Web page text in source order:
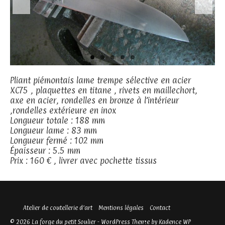
Pliant piémontais lame trempe sélective en acier
XC75 , plaquettes en titane , rivets en maillechort,
axe en acier, rondelles en bronze à l’intérieur
,rondelles extérieure en inox
Longueur totale : 188 mm
Longueur lame : 83 mm
Longueur fermé : 102 mm
Épaisseur : 5.5 mm
Prix : 160 € , livrer avec pochette tissus
Atelier de coutellerie d’art Mentions légales
Contact
© 2026 La forge du petit Soulier - WordPress Theme by Kadence WP